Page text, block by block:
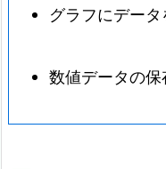
グラフにデー
数値データの保